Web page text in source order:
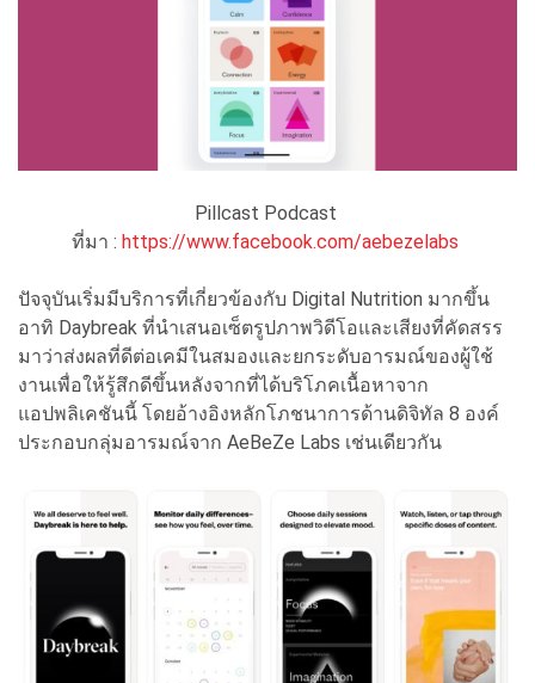
Pillcast Podcast
ที่มา : https://www.facebook.com/aebezelabs
ปัจจุบันเริ่มมีบริการที่เกี่ยวข้องกับ Digital Nutrition มากขึ้น
อาทิ Daybreak ที่นำเสนอเซ็ตรูปภาพวิดีโอและเสียงที่คัดสรร
มาว่าส่งผลที่ดีต่อเคมีในสมองและยกระดับอารมณ์ของผู้ใช้
งานเพื่อให้รู้สึกดีขึ้นหลังจากที่ได้บริโภคเนื้อหาจาก
แอปพลิเคชันนี้ โดยอ้างอิงหลักโภชนาการด้านดิจิทัล 8 องค์
ประกอบกลุ่มอารมณ์จาก AeBeZe Labs เช่นเดียวกัน